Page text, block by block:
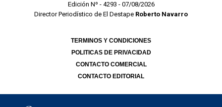
Edición Nº - 4293 - 07/08/2026
Director Periodístico de El Destape Roberto Navarro
TERMINOS Y CONDICIONES
POLITICAS DE PRIVACIDAD
CONTACTO COMERCIAL
CONTACTO EDITORIAL